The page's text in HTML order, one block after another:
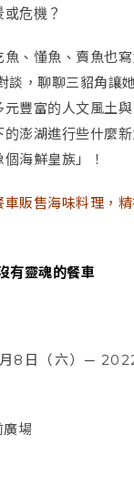
危機？
、懂魚、賣魚也
談，聊聊三貂角讓
豐富的人文風土與
澎湖進行些什麼
海鮮皇族」！
車販售海味料理，
靈魂的餐車
8日（六）─
廣場